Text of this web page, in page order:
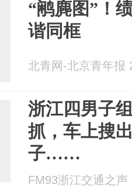
“鹇麂图”！
谐同框
北青网-北京青年报
浙江四男子
抓，车上搜
子……
FM93浙江交通之声